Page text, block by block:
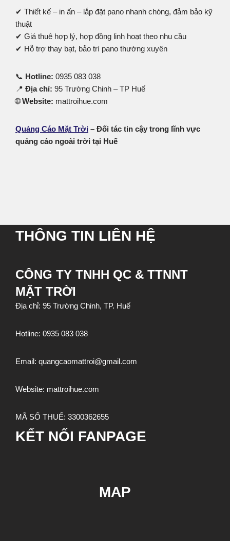
✔ Thiết kế – in ấn – lắp đặt pano nhanh chóng, đảm bảo kỹ
thuật
✔ Giá thuê hợp lý, hợp đồng linh hoạt theo nhu cầu
✔ Hỗ trợ thay bạt, bảo trì pano thường xuyên
📞 Hotline: 0935 083 038
📍 Địa chỉ: 95 Trường Chinh – TP Huế
🌐Website: mattroihue.com
Quảng Cáo Mặt Trời – Đối tác tin cậy trong lĩnh vực
quảng cáo ngoài trời tại Huế
THÔNG TIN LIÊN HỆ
CÔNG TY TNHH QC & TTNNT
MẶT TRỜI
Địa chỉ: 95 Trường Chinh, TP. Huế
Hotline: 0935 083 038
Email: quangcaomattroi@gmail.com
Website: mattroihue.com
MÃ SỐ THUẾ: 3300362655
KẾT NỐI FANPAGE
MAP